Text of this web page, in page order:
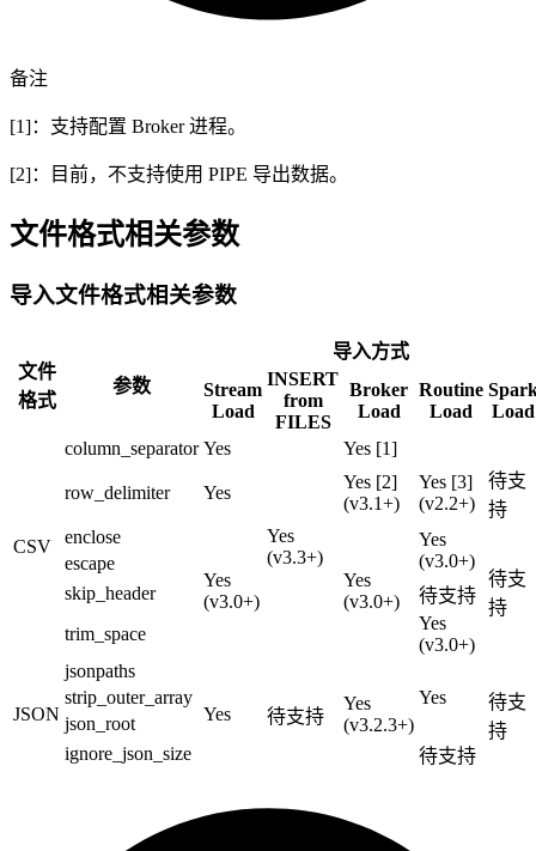
备注
[1]：支持配置 Broker 进程。
[2]：目前，不支持使用 PIPE 导出数据。
文件格式相关参数
导入文件格式相关参数
文件
格式
参数
导入方式
Stream
Load
INSERT
from
FILES
Broker
Load
Routine
Load
Load
CSV
column_separator Yes
Yes
(v3.3+)
Yes [1]
row_delimiter Yes
Yes [2]
(v3.1+)
Yes [3]
(v2.2+)
待支
持
enclose
Yes
(v3.0+)
Yes
(v3.0+)
Yes
(v3.0+)
待支
持
escape
skip_header
待支持
trim_space
Yes
(v3.0+)
JSON
jsonpaths
Yes 待支持
Yes
(v3.2.3+)
Yes
待支
持
strip_outer_array
json_root
ignore_json_size
待支持